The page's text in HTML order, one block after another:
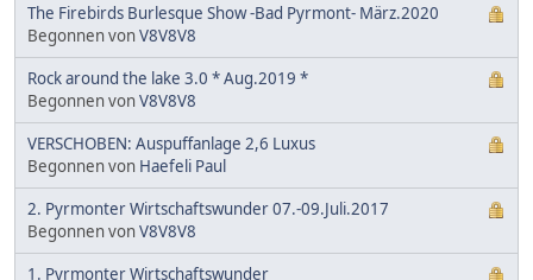
The Firebirds Burlesque Show -Bad Pyrmont- März.2020
Begonnen vonV8V8V8
Rock around the lake 3.0 * Aug.2019 *
Begonnen vonV8V8V8
VERSCHOBEN: Auspuffanlage 2,6 Luxus
Begonnen von Haefeli Paul
2. Pyrmonter Wirtschaftswunder 07.-09.Juli.2017
Begonnen vonV8V8V8
1. Pyrmonter Wirtschaftswunder